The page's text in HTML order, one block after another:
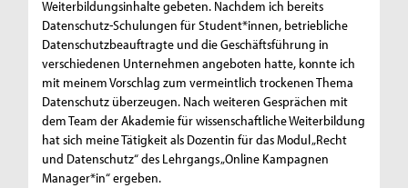
Weiterbildungsinhalte gebeten. Nachdem ich bereits
Datenschutz-Schulungen für Student*innen, betriebliche
Datenschutzbeauftragte und die Geschäftsführung in
verschiedenen Unternehmen angeboten hatte, konnte ich
mit meinem Vorschlag zum vermeintlich trockenen Thema
Datenschutz überzeugen. Nach weiteren Gesprächen mit
dem Team der Akademie für wissenschaftliche Weiterbildung
hat sich meine Tätigkeit als Dozentin für das Modul „Recht
und Datenschutz“ des Lehrgangs „Online Kampagnen
Manager*in“ ergeben.